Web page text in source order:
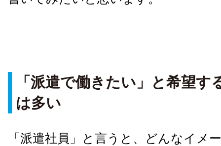
「派遣で働きたい」と希望す
は多い
「派遣社員」と言うと、どんなイメ